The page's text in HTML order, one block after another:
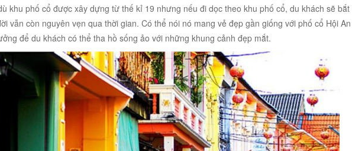
khu phố cổ được xây dựng từ thế kỉ 19 nhưng nếu đi dọc theo khu phố cổ, du khách sẽ bắt
vẫn còn nguyên vẹn qua thời gian. Có thể nói nó mang vẻ đẹp gần giống với phố cổ Hội
để du khách có thể tha hồ sống ảo với những khung cảnh đẹp mắt.